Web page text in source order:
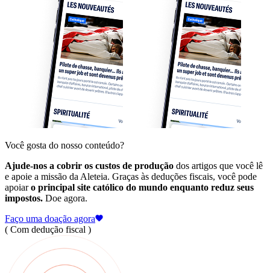
Você gosta do nosso conteúdo?
Ajude-nos a cobrir os custos de produção dos artigos que você lê
e apoie a missão da Aleteia. Graças às deduções fiscais, você pode
apoiaro principal site católico do mundo enquanto reduz seus
impostos. Doe agora.
Faço uma doação agora
( Com dedução fiscal )